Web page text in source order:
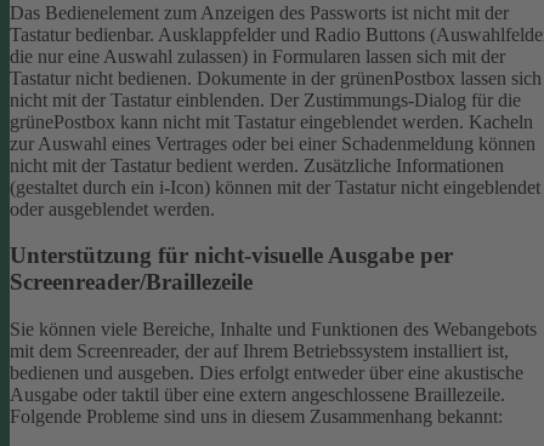
Das Bedienelement zum Anzeigen des Passworts ist nicht mit der
Tastatur bedienbar. Ausklappfelder und Radio Buttons
die nur eine Auswahl zulassen) in Formularen lassen sich mit der
Tastatur nicht bedienen. Dokumente in der grünenPostbox lassen sich
nicht mit der Tastatur einblenden. Der Zustimmungs-Dialog für die
grünePostbox kann nicht mit Tastatur eingeblendet werden. Kacheln
zur Auswahl eines Vertrages oder bei einer Schadenmeldung können
nicht mit der Tastatur bedient werden. Zusätzliche Informationen
(gestaltet durch ein i-Icon) können mit der Tastatur nicht eingeblendet
oder ausgeblendet werden.
Unterstützung für nicht-visuelle Ausgabe per
Screenreader/Braillezeile
Sie können viele Bereiche, Inhalte und Funktionen des Webangebots
mit dem Screenreader, der auf Ihrem Betriebssystem installiert ist,
bedienen und ausgeben. Dies erfolgt entweder über eine akustische
Ausgabe oder taktil über eine extern angeschlossene Braillezeile.
Folgende Probleme sind uns in diesem Zusammenhang bekannt: